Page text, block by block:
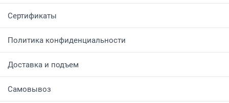
Сертификаты
Политика конфиденциальности
Доставка и подъем
Самовывоз